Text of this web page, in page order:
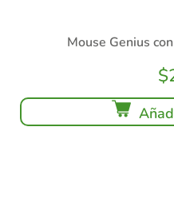
Mouse Genius
$